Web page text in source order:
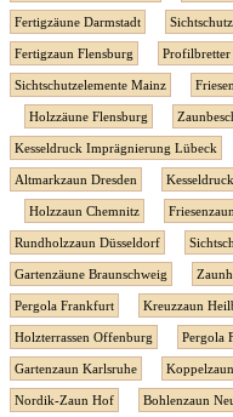
Fertigzäune Darmstadt
Fertigzaun Flensburg Profilbretter
Sichtschutzelemente Mainz
Holzzäune Flensburg
Kesseldruck Imprägnierung Lübeck
Altmarkzaun Dresden
Holzzaun Chemnitz
Rundholzzaun Düsseldorf
Gartenzäune Braunschweig
Pergola Frankfurt Kreuzzaun
Holzterrassen Offenburg Pergola
Gartenzaun Karlsruhe
Nordik-Zaun Hof Bohlenzaun